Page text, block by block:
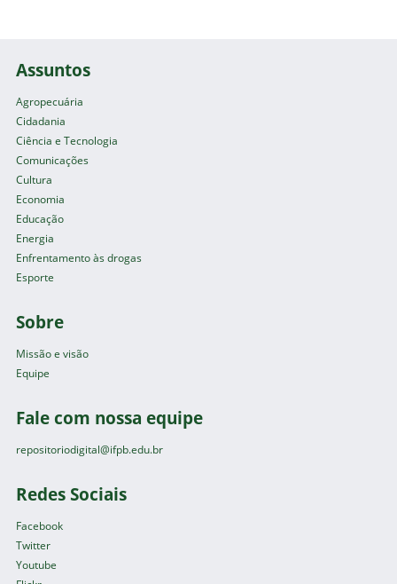
Assuntos
Agropecuária
Cidadania
Ciência e Tecnologia
Comunicações
Cultura
Economia
Educação
Energia
Enfrentamento às drogas
Esporte
Sobre
Missão e visão
Equipe
Fale com nossa equipe
repositoriodigital@ifpb.edu.br
Redes Sociais
Facebook
Twitter
Youtube